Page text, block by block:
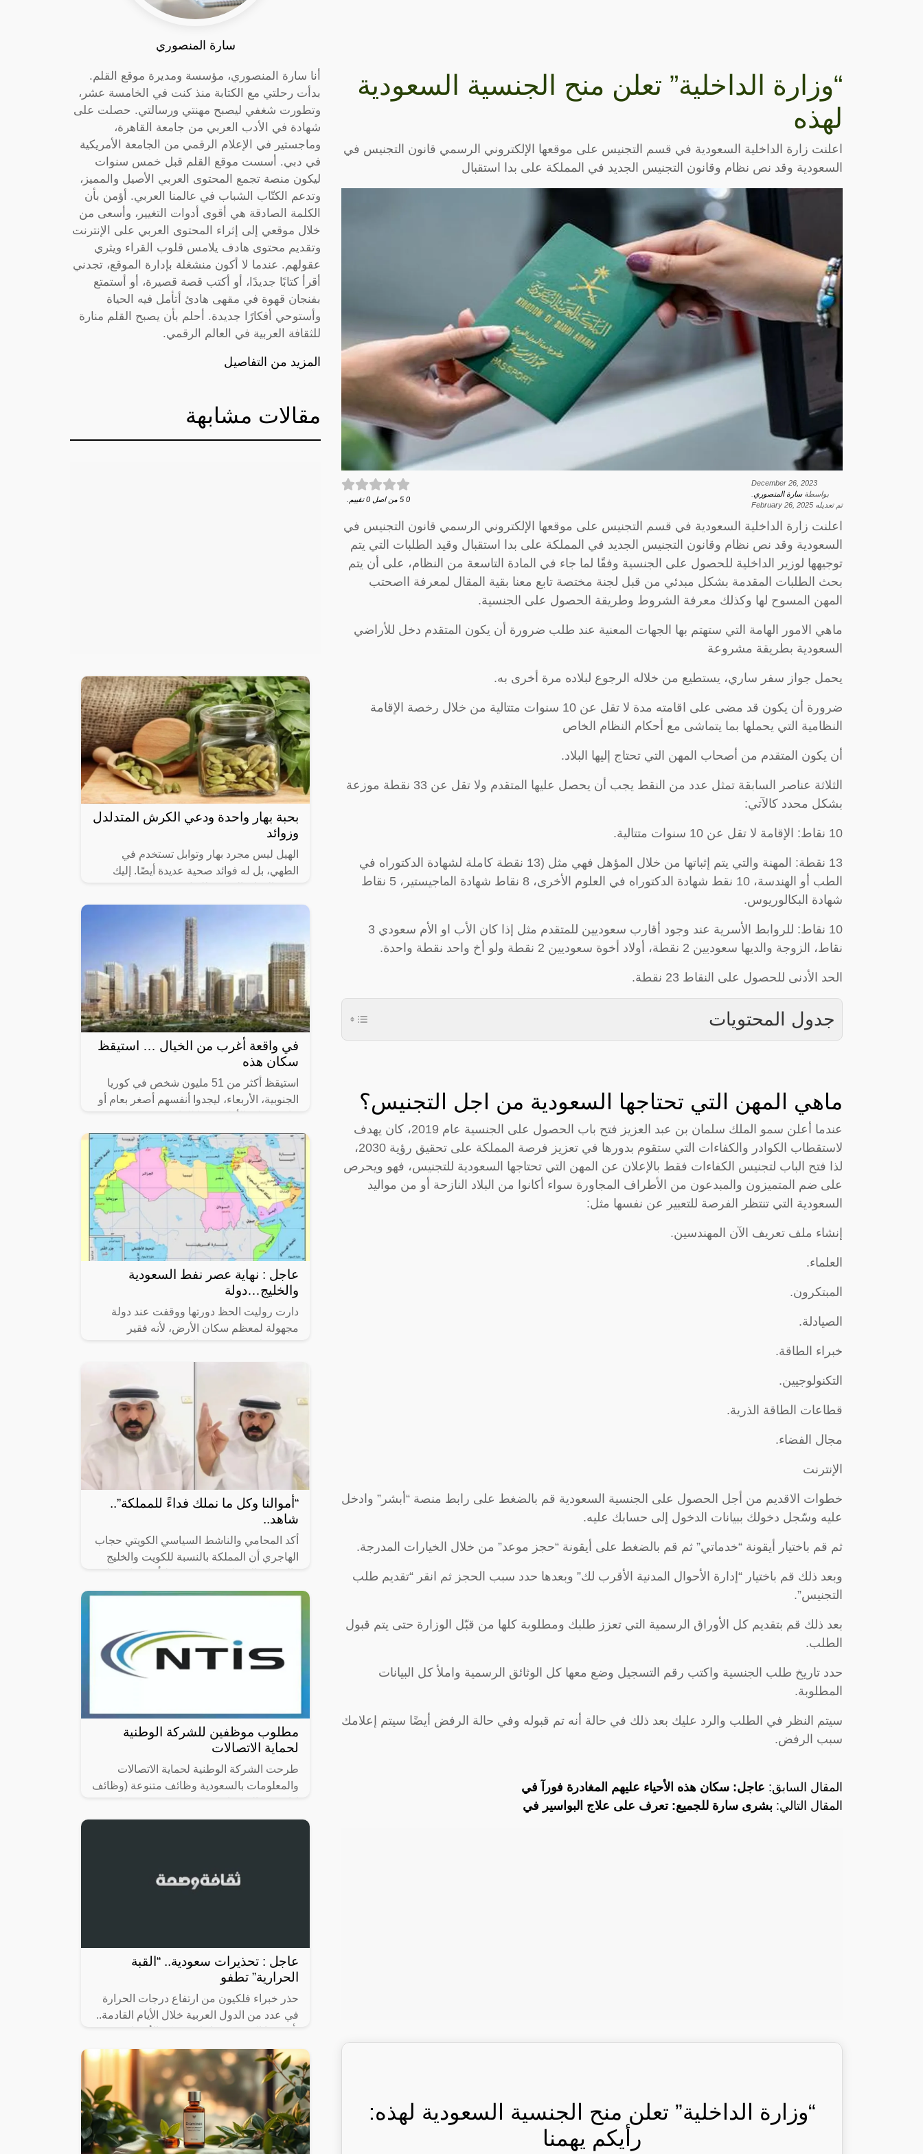
“وزارة الداخلية” تعلن منح الجنسية السعودية
لهذه
اعلنت زارة الداخلية السعودية في قسم التجنيس على موقعها الإلكتروني الرسمي قانون التجنيس في
السعودية وقد نص نظام وقانون التجنيس الجديد في المملكة على بدا استقبال
December 26, 2023
بواسطةسارة المنصوري
تم تعديله February 26, 2025
0
5 من اصل 0 تقييم.
اعلنت زارة الداخلية السعودية في قسم التجنيس على موقعها الإلكتروني الرسمي قانون التجنيس في
السعودية وقد نص نظام وقانون التجنيس الجديد في المملكة على بدا استقبال وقيد الطلبات التي يتم
توجيهها لوزير الداخلية للحصول على الجنسية وفقًا لما جاء في المادة التاسعة من النظام، على أن يتم
بحث الطلبات المقدمة بشكل مبدئي من قبل لجنة مختصة تابع معنا بقية المقال لمعرفة ااصحتب
المهن المسوح لها وكذلك معرفة الشروط وطريقة الحصول على الجنسية.
ماهي الامور الهامة التي ستهتم بها الجهات المعنية عند طلب ضرورة أن يكون المتقدم دخل للأراضي
السعودية بطريقة مشروعة
يحمل جواز سفر ساري، يستطيع من خلاله الرجوع لبلاده مرة أخرى به.
ضرورة أن يكون قد مضى على اقامته مدة لا تقل عن 10 سنوات متتالية من خلال رخصة الإقامة
النظامية التي يحملها بما يتماشى مع أحكام النظام الخاص
أن يكون المتقدم من أصحاب المهن التي تحتاج إليها البلاد.
الثلاثة عناصر السابقة تمثل عدد من النقط يجب أن يحصل عليها المتقدم ولا تقل عن 33 نقطة موزعة
بشكل محدد كالآتي:
10 نقاط: الإقامة لا تقل عن 10 سنوات متتالية.
13 نقطة: المهنة والتي يتم إثباتها من خلال المؤهل فهي مثل (13 نقطة كاملة لشهادة الدكتوراه في
الطب أو الهندسة، 10 نقط شهادة الدكتوراه في العلوم الأخرى، 8 نقاط شهادة الماجيستير، 5 نقاط
شهادة البكالوريوس.
10 نقاط: للروابط الأسرية عند وجود أقارب سعوديين للمتقدم مثل إذا كان الأب او الأم سعودي 3
نقاط، الزوجة والديها سعوديين 2 نقطة، أولاد أخوة سعوديين 2 نقطة ولو أخ واحد نقطة واحدة.
الحد الأدنى للحصول على النقاط 23 نقطة.
جدول المحتويات
ماهي المهن التي تحتاجها السعودية من اجل التجنيس؟
عندما أعلن سمو الملك سلمان بن عبد العزيز فتح باب الحصول على الجنسية عام 2019، كان يهدف
لاستقطاب الكوادر والكفاءات التي ستقوم بدورها في تعزيز فرصة المملكة على تحقيق رؤية 2030،
لذا فتح الباب لتجنيس الكفاءات فقط بالإعلان عن المهن التي تحتاجها السعودية للتجنيس، فهو ويحرص
على ضم المتميزون والمبدعون من الأطراف المجاورة سواء أكانوا من البلاد النازحة أو من مواليد
السعودية التي تنتظر الفرصة للتعبير عن نفسها مثل:
إنشاء ملف تعريف الآن المهندسين.
العلماء.
المبتكرون.
الصيادلة.
خبراء الطاقة.
التكنولوجيين.
قطاعات الطاقة الذرية.
مجال الفضاء.
الإنترنت
خطوات الاقديم من أجل الحصول على الجنسية السعودية قم بالضغط على رابط منصة “أبشر” وادخل
عليه وسّجل دخولك ببيانات الدخول إلى حسابك عليه.
ثم قم باختيار أيقونة “خدماتي” ثم قم بالضغط على أيقونة “حجز موعد” من خلال الخيارات المدرجة.
وبعد ذلك قم باختيار “إدارة الأحوال المدنية الأقرب لك” وبعدها حدد سبب الحجز ثم انقر “تقديم طلب
التجنيس”.
بعد ذلك قم بتقديم كل الأوراق الرسمية التي تعزز طلبك ومطلوبة كلها من قبّل الوزارة حتى يتم قبول
الطلب.
حدد تاريخ طلب الجنسية واكتب رقم التسجيل وضع معها كل الوثائق الرسمية واملأ كل البيانات
المطلوبة.
سيتم النظر في الطلب والرد عليك بعد ذلك في حالة أنه تم قبوله وفي حالة الرفض أيضًا سيتم إعلامك
سبب الرفض.
المقال السابق: عاجل: سكان هذه الأحياء عليهم المغادرة فورآ في
المقال التالي: بشرى سارة للجميع: تعرف على علاج البواسير في
“وزارة الداخلية” تعلن منح الجنسية السعودية لهذه:
رأيكم يهمنا
سارة المنصوري
أنا سارة المنصوري، مؤسسة ومديرة موقع القلم.
بدأت رحلتي مع الكتابة منذ كنت في الخامسة عشر،
وتطورت شغفي ليصبح مهنتي ورسالتي. حصلت على
شهادة في الأدب العربي من جامعة القاهرة،
وماجستير في الإعلام الرقمي من الجامعة الأمريكية
في دبي. أسست موقع القلم قبل خمس سنوات
ليكون منصة تجمع المحتوى العربي الأصيل والمميز،
وتدعم الكتّاب الشباب في عالمنا العربي. أؤمن بأن
الكلمة الصادقة هي أقوى أدوات التغيير، وأسعى من
خلال موقعي إلى إثراء المحتوى العربي على الإنترنت
وتقديم محتوى هادف يلامس قلوب القراء ويثري
عقولهم. عندما لا أكون منشغلة بإدارة الموقع، تجدني
أقرأ كتابًا جديدًا، أو أكتب قصة قصيرة، أو أستمتع
بفنجان قهوة في مقهى هادئ أتأمل فيه الحياة
وأستوحي أفكارًا جديدة. أحلم بأن يصبح القلم منارة
للثقافة العربية في العالم الرقمي.
المزيد من التفاصيل
مقالات مشابهة
بحبة بهار واحدة ودعي الكرش المتدلدل
وزوائد
الهيل ليس مجرد بهار وتوابل تستخدم في
الطهي، بل له فوائد صحية عديدة أيضًا. إليك
في واقعة أغرب من الخيال … استيقظ
سكان هذه
استيقظ أكثر من 51 مليون شخص في كوريا
الجنوبية، الأربعاء، ليجدوا أنفسهم أصغر بعام أو
عاجل : نهاية عصر نفط السعودية
والخليج…دولة
دارت روليت الحظ دورتها ووقفت عند دولة
مجهولة لمعظم سكان الأرض، لأنه فقير
تهوي مياهه من ارتفاع 226 مترا.
“أموالنا وكل ما نملك فداءً للمملكة”..
شاهد..
أكد المحامي والناشط السياسي الكويتي حجاب
الهاجري أن المملكة بالنسبة للكويت والخليج
دم ، مستذكراً بيت شعر للملك فهد بن
مطلوب موظفين للشركة الوطنية
لحماية الاتصالات
طرحت الشركة الوطنية لحماية الاتصالات
والمعلومات بالسعودية وظائف متنوعة (وظائف
للتقديم (رجال / نساء) لحملة
عاجل : تحذيرات سعودية.. “القبة
الحرارية” تطفو
حذر خبراء فلكيون من ارتفاع درجات الحرارة
في عدد من الدول العربية خلال الأيام القادمة..
السعودي استمرار تأثير ارتفاع